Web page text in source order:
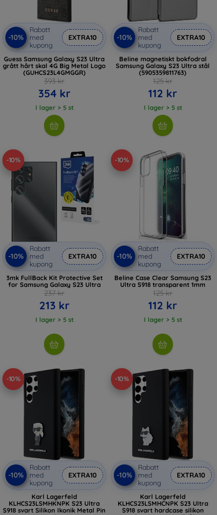
-10%
Rabatt
med
kupong
EXTRA10
Guess Samsung Galaxy S23 Ultra
grått hårt skal 4G Big Metal Logo
(GUHCS23L4GMGGR)
393 kr
354 kr
I lager > 5 st
-10%
Rabatt
med
kupong
EXTRA10
Beline magnetiskt bokfodral
Samsung Galaxy S23 Ultra stål
(5905359811763)
125 kr
112 kr
I lager > 5 st
-10%
-10%
Rabatt
med
kupong
EXTRA10
3mk FullBack Kit Protective Set
for Samsung Galaxy S23 Ultra
237 kr
213 kr
I lager > 5 st
-10%
-10%
Rabatt
med
kupong
EXTRA10
Beline Case Clear Samsung S23
Ultra S918 transparent 1mm
125 kr
112 kr
I lager > 5 st
-10%
-10%
Rabatt
med
kupong
EXTRA10
Karl Lagerfeld
KLHCS23LSMHKNPK S23 Ultra
S918 svart Silikon Ikonik Metal Pin
-10%
-10%
Rabatt
med
kupong
EXTRA10
Karl Lagerfeld
KLHCS23LSMHCNPK S23 Ultra
S918 svart hardcase silikon